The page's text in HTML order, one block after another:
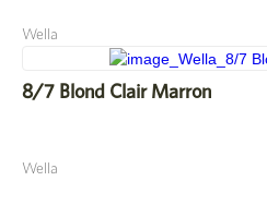
Wella
8/7 Blond Clair Marron
Wella